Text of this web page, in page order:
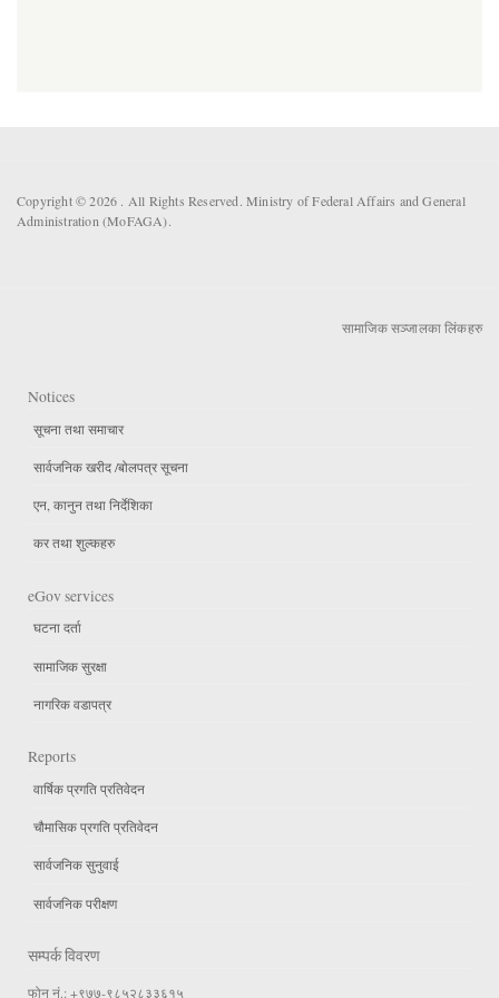
Copyright © 2026 . All Rights Reserved. Ministry of Federal Affairs and General
Administration (MoFAGA).
सामाजिक सञ्जालका लिंकहरु
Notices
सूचना तथा समाचार
सार्वजनिक खरीद /बोलपत्र सूचना
एन, कानुन तथा निर्देशिका
कर तथा शुल्कहरु
eGov services
घटना दर्ता
सामाजिक सुरक्षा
नागरिक वडापत्र
Reports
वार्षिक प्रगति प्रतिवेदन
चौमासिक प्रगति प्रतिवेदन
सार्वजनिक सुनुवाई
सार्वजनिक परीक्षण
सम्पर्क विवरण
फोन नं.: +९७७-९८५२८३३६१५